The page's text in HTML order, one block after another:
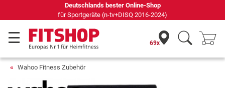
Deutschlands bester Online-Shop
für Sportgeräte (n-tv+DISQ 2016-2024)
69x
Wahoo Fitness Zubehör